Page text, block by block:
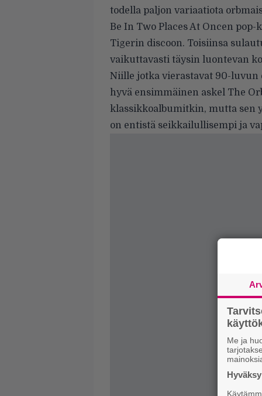
todella paljon variaatiota
Be In Two Places At Oncen
Tigerin discoon. Toisiinsa
vaikuttavasti täysin luontevan
Niille jotka vierastavat 90-luvun
hyvä ensimmäinen askel The
klassikkoalbumitkin, mutta sen
on entistä seikkailullisempi ja
Me ja